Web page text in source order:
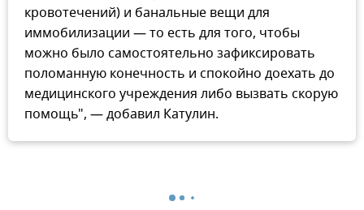
кровотечений) и банальные вещи для
иммобилизации — то есть для того, чтобы
можно было самостоятельно зафиксировать
поломанную конечность и спокойно доехать до
медицинского учреждения либо вызвать скорую
помощь", — добавил Катулин.